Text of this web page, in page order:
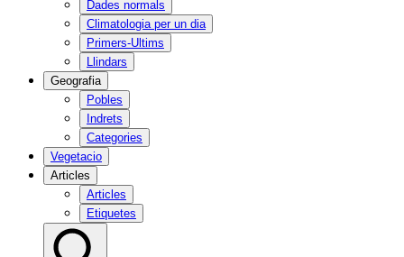
Dades normals
Climatologia per un dia
Primers-Ultims
Llindars
Geografia
Pobles
Indrets
Categories
Vegetacio
Articles
Articles
Etiquetes